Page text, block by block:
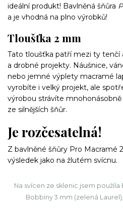
ideální produkt! Bavlněná šňůra
a je vhodná na plno výrobků!
Tloušťka 2 mm
Tato tloušťka patří mezi ty tenčí
a drobné projekty. Náušnice,
nebo jemné výplety macramé
vyrobíte i velký projekt, ale
výrobou strávíte
ze silnějších šňůr.
Je rozčesatelná!
Z bavlněné šňůry Pro
výsledek jako na žlutém svícnu.
Na svícen ze sklenic jsem použila
Bobbiny 3 mm (zelená